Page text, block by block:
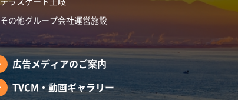
その他グループ会社運営施設
広告メディアのご案内
TVCM・動画ギャラリー